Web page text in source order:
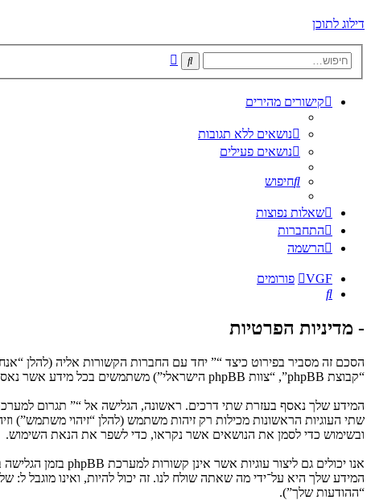
דילוג לתוכן
חיפוש
קישורים מהירים
נושאים ללא תגובות
נושאים פעילים
חיפוש
שאלות נפוצות
התחברות
הרשמה
VGF
פורומים
חיפוש
- מדיניות הפרטיות
“קבוצת phpBB”, “צוות phpBB הישראלי”) משתמשים בכל מידע אשר נאסף במשך כל חיבור בשימוש שלך (להלן “המידע שלך”).
ובשימוש כדי לסמן את הנושאים אשר נקראו, כדי לשפר את הנאת השימוש.
המידע שלך היא על־ידי מה שאתה שולח לנו. זה יכול להיות, ואינו מוגבל
“ההודעות שלך”).